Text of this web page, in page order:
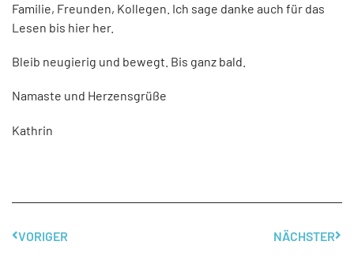
Familie, Freunden, Kollegen. Ich sage danke auch für das
Lesen bis hier her.
Bleib neugierig und bewegt. Bis ganz bald.
Namaste und Herzensgrüße
Kathrin
VORIGER NÄCHSTER